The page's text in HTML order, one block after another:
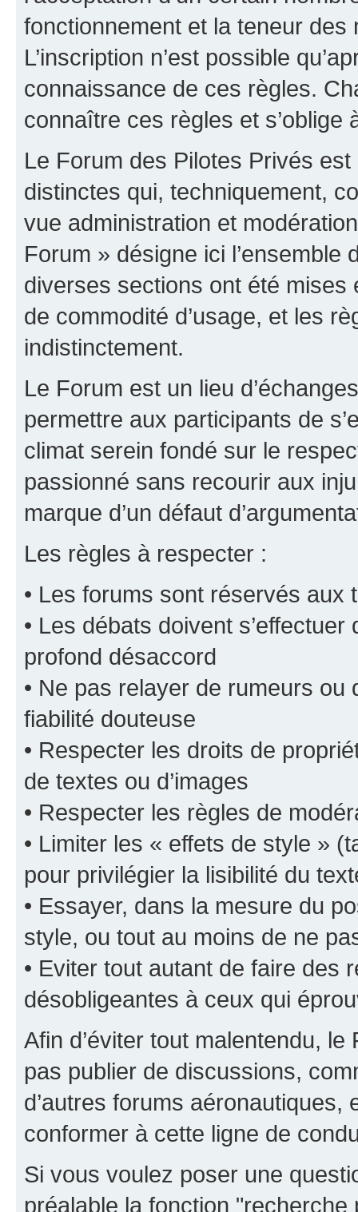
fonctionnement et la teneur
L’inscription n’est possible
connaissance de ces règles.
connaître ces règles et s’oblige
Le Forum des Pilotes Privés
distinctes qui, techniquement,
vue administration et
Forum » désigne ici
diverses sections ont été
de commodité d’usage, et les
indistinctement.
Le Forum est un lieu
permettre aux participants de
climat serein fondé sur le
passionné sans recourir aux
marque d’un défaut
Les règles à respecter :
• Les forums sont réservés aux
• Les débats doivent
profond désaccord
• Ne pas relayer de rumeurs ou
fiabilité douteuse
• Respecter les droits de
de textes ou d’images
• Respecter les règles de
• Limiter les « effets de style »
pour privilégier la lisibilité du
• Essayer, dans la mesure du
style, ou tout au moins de ne
• Eviter tout autant de faire des
désobligeantes à ceux qui
Afin d’éviter tout malentendu,
pas publier de discussions,
d’autres forums
conformer à cette ligne de
Si vous voulez poser une
préalable la fonction